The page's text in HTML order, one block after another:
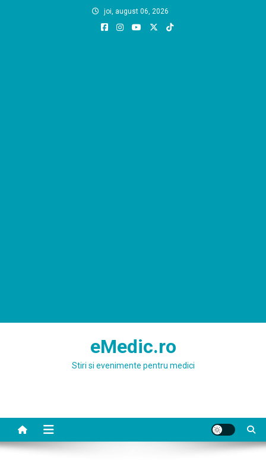
joi, august 06, 2026
eMedic.ro
Stiri si evenimente pentru medici